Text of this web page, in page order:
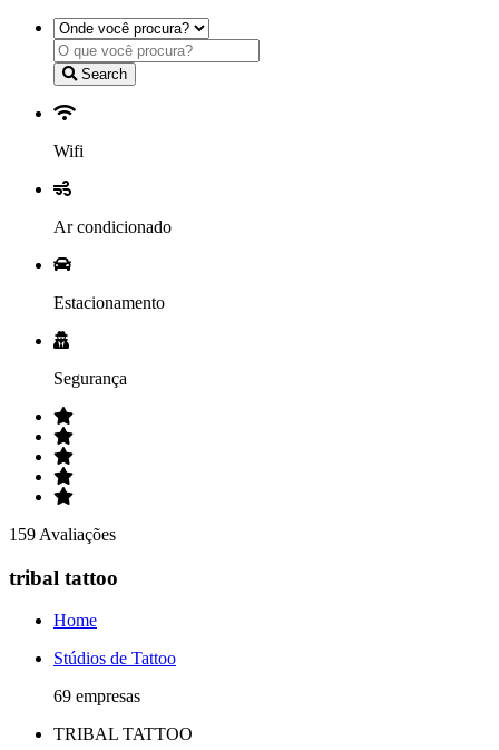
Search
Wifi
Ar condicionado
Estacionamento
Segurança
159 Avaliações
tribal tattoo
Home
Stúdios de Tattoo
69 empresas
TRIBAL TATTOO